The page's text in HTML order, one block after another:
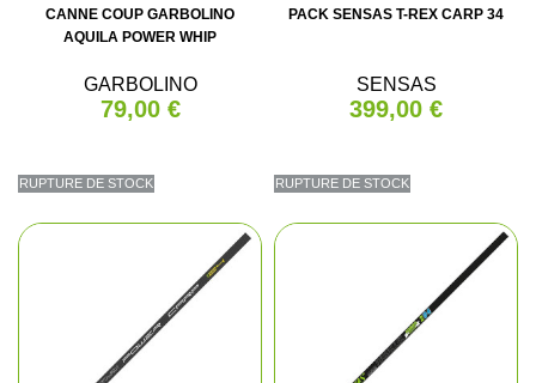
CANNE COUP GARBOLINO
AQUILA POWER WHIP
GARBOLINO
79,00 €
RUPTURE DE STOCK
PACK SENSAS T-REX CARP 34
SENSAS
399,00 €
RUPTURE DE STOCK